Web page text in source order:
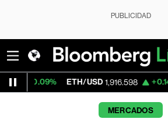
PUBLICIDAD
ETH/USD 1,916.598 +0.14% Visa 362.50
MERCADOS